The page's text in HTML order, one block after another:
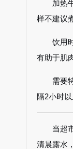
加热
样不建议
饮用
有助于肌
需要
隔2小时以
当超
清晨露水，